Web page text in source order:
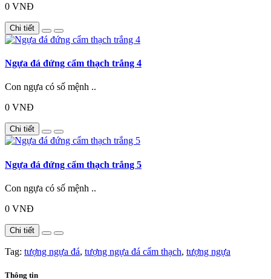
0 VNĐ
Chi tiết
Ngựa đá đứng cẩm thạch trắng 4
Con ngựa có số mệnh ..
0 VNĐ
Chi tiết
Ngựa đá đứng cẩm thạch trắng 5
Con ngựa có số mệnh ..
0 VNĐ
Chi tiết
Tag: tượng ngựa đá, tượng ngựa đá cẩm thạch, tượng ngựa
Thông tin